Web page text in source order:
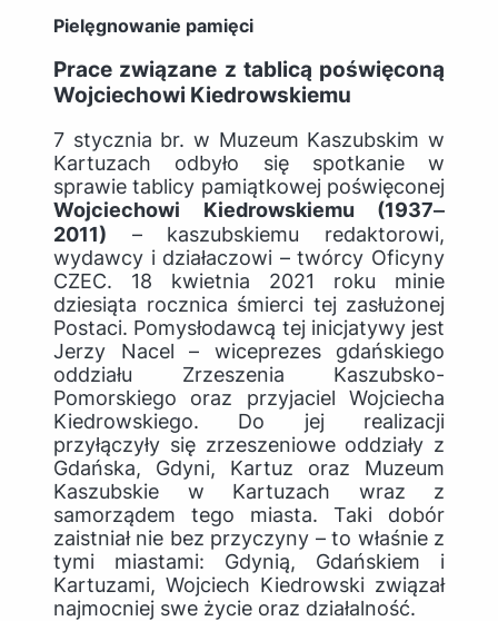
Pielęgnowanie pamięci
Prace związane z tablicą poświęconą
Wojciechowi Kiedrowskiemu
7 stycznia br. w Muzeum Kaszubskim w
Kartuzach odbyło się spotkanie w
sprawie tablicy pamiątkowej poświęconej
Wojciechowi Kiedrowskiemu (1937‒
2011) – kaszubskiemu redaktorowi,
wydawcy i działaczowi – twórcy Oficyny
CZEC. 18 kwietnia 2021 roku minie
dziesiąta rocznica śmierci tej zasłużonej
Postaci. Pomysłodawcą tej inicjatywy jest
Jerzy Nacel – wiceprezes gdańskiego
oddziału Zrzeszenia Kaszubsko-
Pomorskiego oraz przyjaciel Wojciecha
Kiedrowskiego. Do jej realizacji
przyłączyły się zrzeszeniowe oddziały z
Gdańska, Gdyni, Kartuz oraz Muzeum
Kaszubskie w Kartuzach wraz z
samorządem tego miasta. Taki dobór
zaistniał nie bez przyczyny – to właśnie z
tymi miastami: Gdynią, Gdańskiem i
Kartuzami, Wojciech Kiedrowski związał
najmocniej swe życie oraz działalność.